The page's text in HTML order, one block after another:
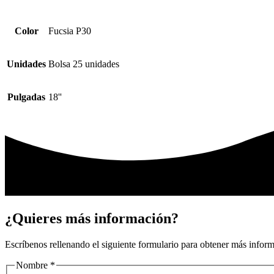
Color Fucsia P30
Unidades Bolsa 25 unidades
Pulgadas 18''
¿Quieres más información?
Escríbenos rellenando el siguiente formulario para obtener más
Nombre *